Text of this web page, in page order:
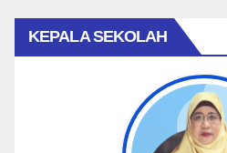
KEPALA SEKOLAH